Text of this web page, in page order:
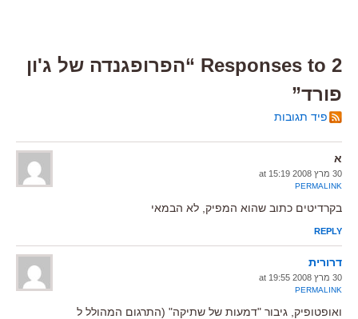
2 Responses to “הפרופגנדה של ג'ון
פורד”
פיד תגובות
א
30 מרץ 2008 at 15:19
PERMALINK
בקרדיטים כתוב שהוא המפיק, לא הבמאי
REPLY
דרורית
30 מרץ 2008 at 19:55
PERMALINK
ואופטופיק, גיבור "דמעות של שתיקה" (התרגום המהולל ל